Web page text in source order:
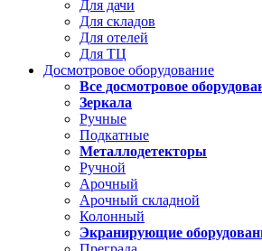
Для дачи
Для складов
Для отелей
Для ТЦ
Досмотровое оборудование
Все досмотровое
Зеркала
Ручные
Подкатные
Металлодетекторы
Ручной
Арочный
Арочный складной
Колонный
Экранирующие